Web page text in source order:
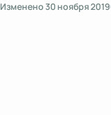
Изменено30 ноября 2019